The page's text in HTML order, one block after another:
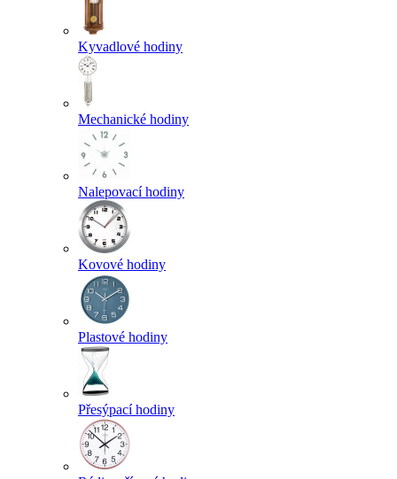
Kyvadlové hodiny
Mechanické hodiny
Nalepovací hodiny
Kovové hodiny
Plastové hodiny
Přesýpací hodiny